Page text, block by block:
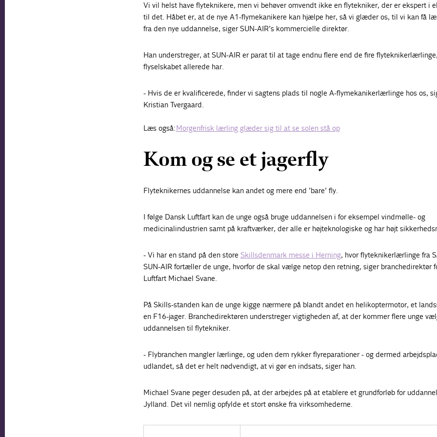
Vi vil helst have flyteknikere, men vi behøver omvendt ikke en flytekniker, der er ekspert i
til det. Håbet er, at de nye A1-flymekanikere kan hjælpe her, så vi glæder os, til vi kan få
fra den nye uddannelse, siger SUN-AIR’s kommercielle direktør.
Han understreger, at SUN-AIR er parat til at tage endnu flere end de fire flyteknikerlærlinge,
flyselskabet allerede har.
- Hvis de er kvalificerede, finder vi sagtens plads til nogle A-flymekanikerlærlinge hos os,
Kristian Tvergaard.
Læs også:Morgenfrisk lærling glæder sig til at se solen stå op
Kom og se et jagerfly
Flyteknikernes uddannelse kan andet og mere end ’bare’ fly.
I følge Dansk Luftfart kan de unge også bruge uddannelsen i for eksempel vindmølle- og
medicinalindustrien samt på kraftværker, der alle er højteknologiske og har højt
- Vi har en stand på den store Skillsdenmark messe i Herning, hvor flyteknikerlærlinge fra
SUN-AIR fortæller de unge, hvorfor de skal vælge netop den retning, siger branchedirektør
Luftfart Michael Svane.
På Skills-standen kan de unge kigge nærmere på blandt andet en helikoptermotor, et
en F16-jager. Branchedirektøren understreger vigtigheden af, at der kommer flere unge
uddannelsen til flytekniker.
- Flybranchen mangler lærlinge, og uden dem rykker flyreparationer - og dermed
udlandet, så det er helt nødvendigt, at vi gør en indsats, siger han.
Michael Svane peger desuden på, at der arbejdes på at etablere et grundforløb for
Jylland. Det vil nemlig opfylde et stort ønske fra virksomhederne.